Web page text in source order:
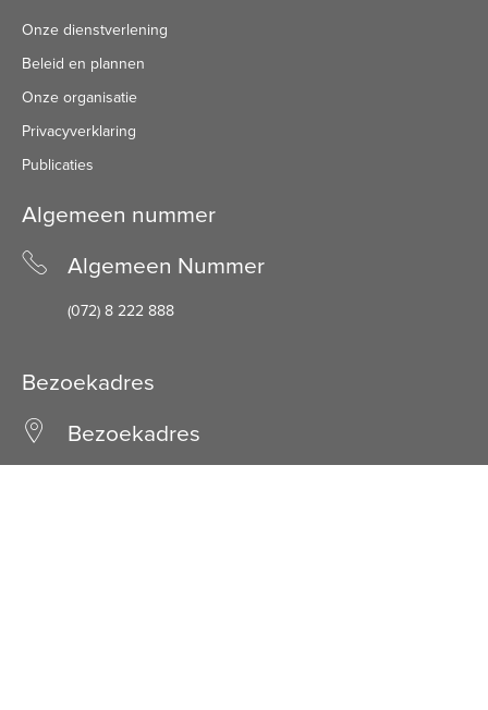
Onze dienstverlening
Beleid en plannen
Onze organisatie
Privacyverklaring
Publicaties
Algemeen nummer
Algemeen Nummer
(072) 8 222 888
Bezoekadres
Bezoekadres